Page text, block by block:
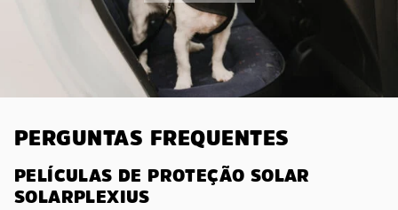
PERGUNTAS FREQUENTES
PELÍCULAS DE PROTEÇÃO SOLAR
SOLARPLEXIUS